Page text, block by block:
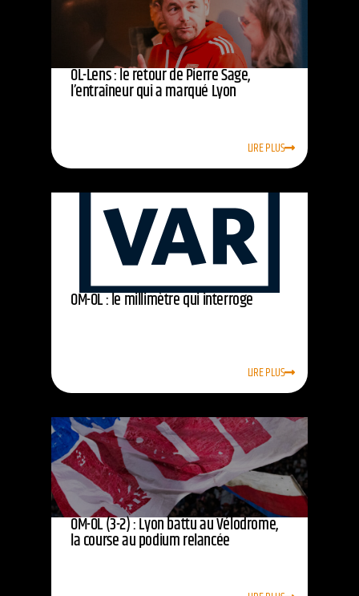
OL-Lens : le retour de Pierre Sage,
l’entraîneur qui a marqué Lyon
LIRE PLUS
OM-OL : le millimètre qui interroge
LIRE PLUS
OM-OL (3-2) : Lyon battu au Vélodrome,
la course au podium relancée